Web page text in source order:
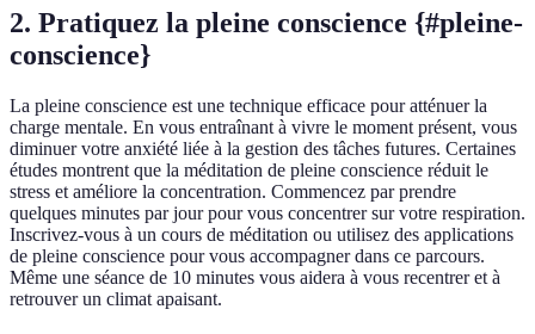
2. Pratiquez la pleine conscience {#pleine-
conscience}
La pleine conscience est une technique efficace pour atténuer la
charge mentale. En vous entraînant à vivre le moment présent, vous
diminuer votre anxiété liée à la gestion des tâches futures. Certaines
études montrent que la méditation de pleine conscience réduit le
stress et améliore la concentration. Commencez par prendre
quelques minutes par jour pour vous concentrer sur votre respiration.
Inscrivez-vous à un cours de méditation ou utilisez des applications
de pleine conscience pour vous accompagner dans ce parcours.
Même une séance de 10 minutes vous aidera à vous recentrer et à
retrouver un climat apaisant.